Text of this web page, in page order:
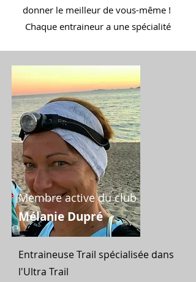
donner le meilleur de vous-même !
Chaque entraineur a une spécialité
Membre active du club
Mélanie Dupré
Entraineuse Trail spécialisée dans
l'Ultra Trail